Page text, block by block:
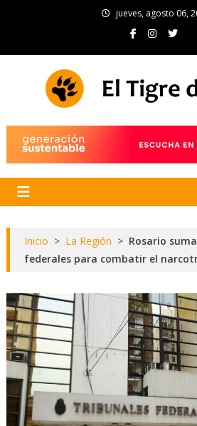
jueves, agosto 06,
Inicio > La Región > Rosario
federales para combatir el